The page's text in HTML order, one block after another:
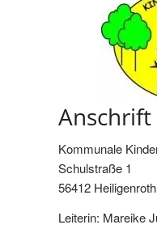
Anschrift
Kommunale
Schulstraße 1
56412 Heiligenroth
Leiterin: Mareike